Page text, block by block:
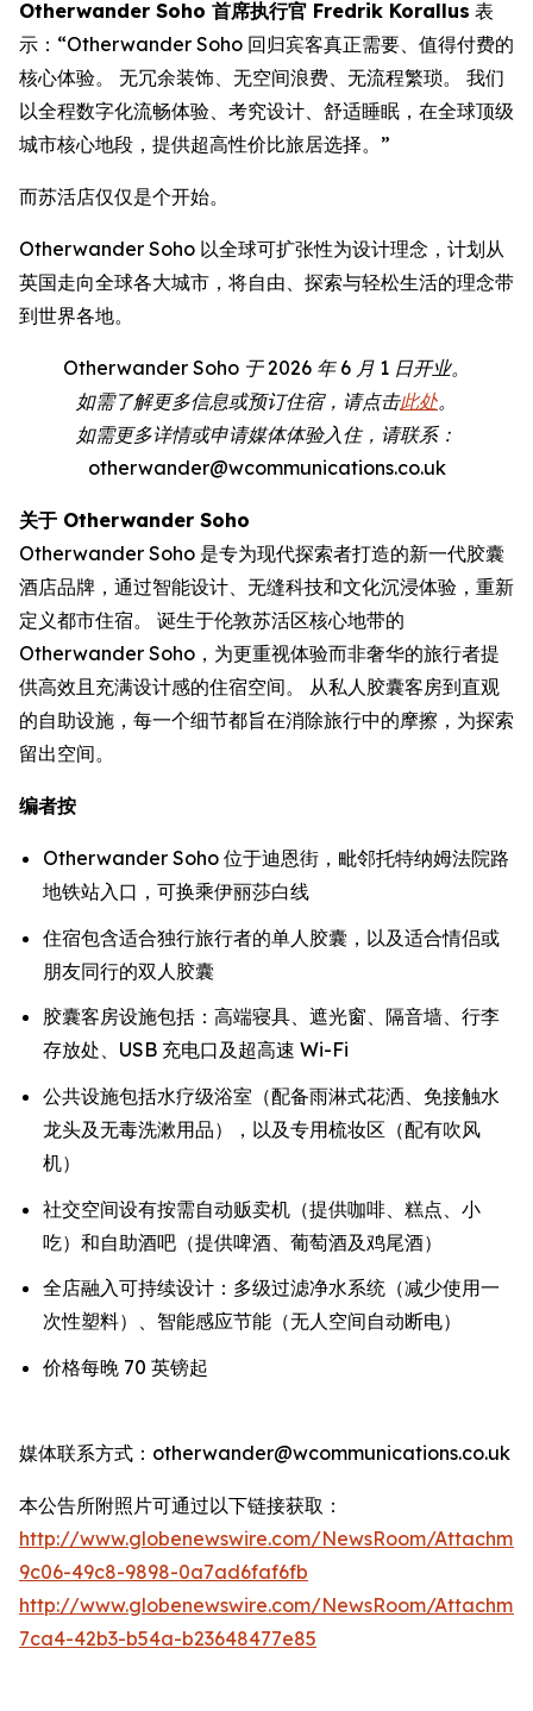
Otherwander Soho 首席执行官 Fredrik Korallus 表
示：“Otherwander Soho 回归宾客真正需要、值得付费的
核心体验。 无冗余装饰、无空间浪费、无流程繁琐。 我们
以全程数字化流畅体验、考究设计、舒适睡眠，在全球顶级
城市核心地段，提供超高性价比旅居选择。”
而苏活店仅仅是个开始。
Otherwander Soho 以全球可扩张性为设计理念，计划从
英国走向全球各大城市，将自由、探索与轻松生活的理念带
到世界各地。
Otherwander Soho 于 2026 年 6 月 1 日开业。
如需了解更多信息或预订住宿，请点击此处。
如需更多详情或申请媒体体验入住，请联系：
otherwander@wcommunications.co.uk
关于 Otherwander Soho
Otherwander Soho 是专为现代探索者打造的新一代胶囊
酒店品牌，通过智能设计、无缝科技和文化沉浸体验，重新
定义都市住宿。 诞生于伦敦苏活区核心地带的
Otherwander Soho，为更重视体验而非奢华的旅行者提
供高效且充满设计感的住宿空间。 从私人胶囊客房到直观
的自助设施，每一个细节都旨在消除旅行中的摩擦，为探索
留出空间。
编者按
Otherwander Soho 位于迪恩街，毗邻托特纳姆法院路
地铁站入口，可换乘伊丽莎白线
住宿包含适合独行旅行者的单人胶囊，以及适合情侣或
朋友同行的双人胶囊
胶囊客房设施包括：高端寝具、遮光窗、隔音墙、行李
存放处、USB 充电口及超高速 Wi-Fi
公共设施包括水疗级浴室（配备雨淋式花洒、免接触水
龙头及无毒洗漱用品），以及专用梳妆区（配有吹风
机）
社交空间设有按需自动贩卖机（提供咖啡、糕点、小
吃）和自助酒吧（提供啤酒、葡萄酒及鸡尾酒）
全店融入可持续设计：多级过滤净水系统（减少使用一
次性塑料）、智能感应节能（无人空间自动断电）
价格每晚 70 英镑起
媒体联系方式：otherwander@wcommunications.co.uk
本公告所附照片可通过以下链接获取：
http://www.globenewswire.com/NewsRoom/
9c06-49c8-9898-0a7ad6faf6fb
http://www.globenewswire.com/NewsRoom/
7ca4-42b3-b54a-b23648477e85